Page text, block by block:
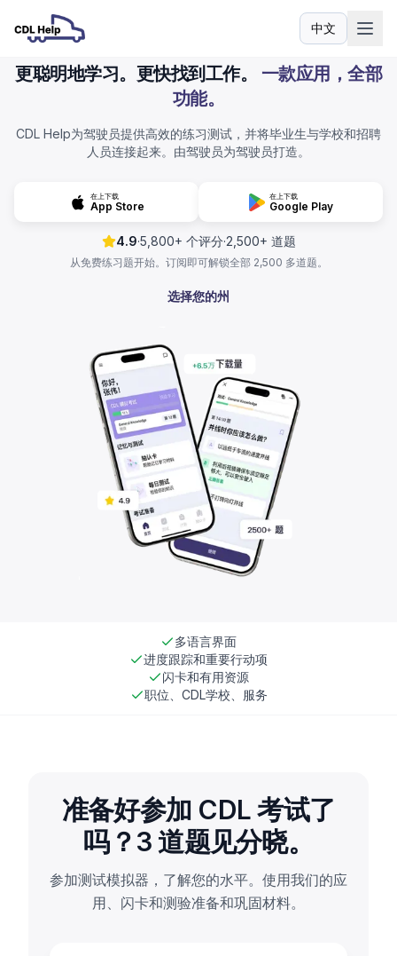
中文语言
更聪明地学习。更快找到工作。
一款应用，全部
功能。
CDL Help为驾驶员提供高效的练习测试，并将毕业生与学校和招聘
人员连接起来。由驾驶员为驾驶员打造。
在上下载
App Store
在上下载
Google Play
4.9·5,800+ 个评分·2,500+ 道题
从免费练习题开始。订阅即可解锁全部 2,500 多道题。
选择您的州
多语言界面
进度跟踪和重要行动项
闪卡和有用资源
职位、CDL学校、服务
准备好参加 CDL 考试了
吗？3 道题见分晓。
参加测试模拟器，了解您的水平。使用我们的应
用、闪卡和测验准备和巩固材料。